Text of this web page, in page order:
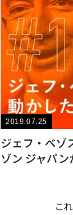
2019.07.25
ジェフ・ベゾ
ゾン ジャパ
こ